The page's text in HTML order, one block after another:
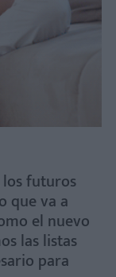
futuros
que va a
el nuevo
las listas
para